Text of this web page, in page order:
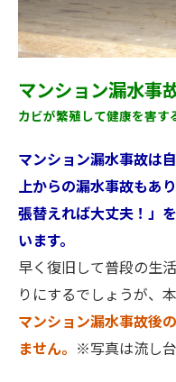
マンション漏水事
カビが繁殖して健康を害す
マンション漏水事故は
上からの漏水事故もあ
張替えれば大丈夫！」
います。
早く復旧して普段の生
りにするでしょうが、
マンション漏水事故後
ません。 ※写真は流し台